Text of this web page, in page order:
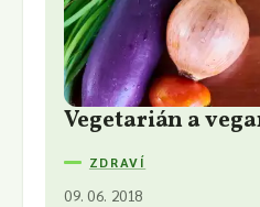
Vegetarián a
ZDRAVÍ
09. 06. 2018